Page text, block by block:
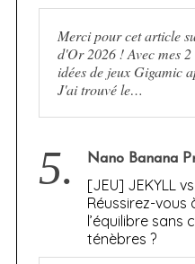
Merci pour cet article
d'Or 2026 ! Avec mes
idées de jeux Gigamic
J'ai trouvé le…
5. Nano Banana
[JEU] JEKYLL
Réussirez-vous
l’équilibre sans
ténèbres ?